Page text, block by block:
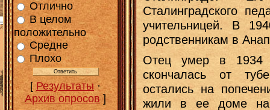
Отлично
В целом
положительно
Средне
Плохо
[Результаты·
Архив опросов]
Сталинградского
учительницей. В
родственникам в
Отец умер в 1934
скончалась от
остались на
жили в ее доме на